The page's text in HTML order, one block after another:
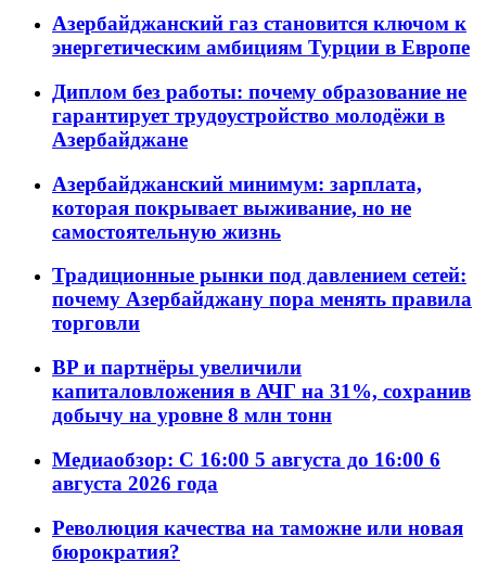
Азербайджанский газ становится ключом к
энергетическим амбициям Турции в Европе
Диплом без работы: почему образование не
гарантирует трудоустройство молодёжи в
Азербайджане
Азербайджанский минимум: зарплата,
которая покрывает выживание, но не
самостоятельную жизнь
Традиционные рынки под давлением сетей:
почему Азербайджану пора менять правила
торговли
BP и партнёры увеличили
капиталовложения в АЧГ на 31%, сохранив
добычу на уровне 8 млн тонн
Медиаобзор: С 16:00 5 августа до 16:00 6
августа 2026 года
Революция качества на таможне или новая
бюрократия?